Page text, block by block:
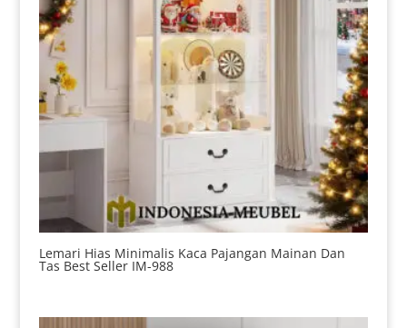
Lemari Hias Minimalis Kaca Pajangan Mainan Dan
Tas Best Seller IM-988